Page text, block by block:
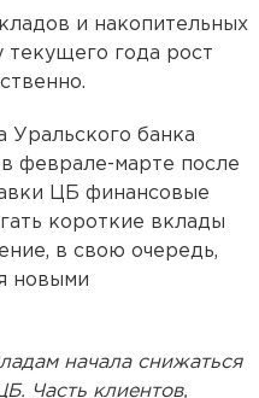
и накопительных
текущего года рост
Уральского банка
феврале-марте после
ЦБ финансовые
короткие вклады
в свою очередь,
новыми
начала снижаться
Часть клиентов,